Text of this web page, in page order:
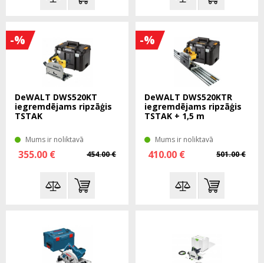
-%
DeWALT DWS520KT
iegremdējams ripzāģis
TSTAK
Mums ir noliktavā
454.00 €
355.00 €
-%
DeWALT DWS520KTR
iegremdējams ripzāģis
TSTAK + 1,5 m
Mums ir noliktavā
501.00 €
410.00 €